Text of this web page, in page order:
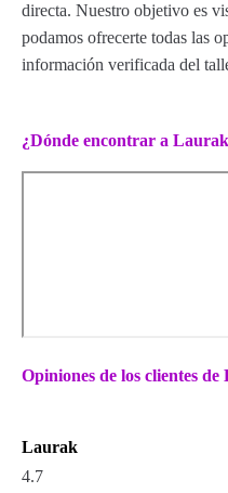
directa. Nuestro objetivo es
podamos ofrecerte todas las
información verificada del
¿Dónde encontrar a
Opiniones de los clientes
Laurak
4.7